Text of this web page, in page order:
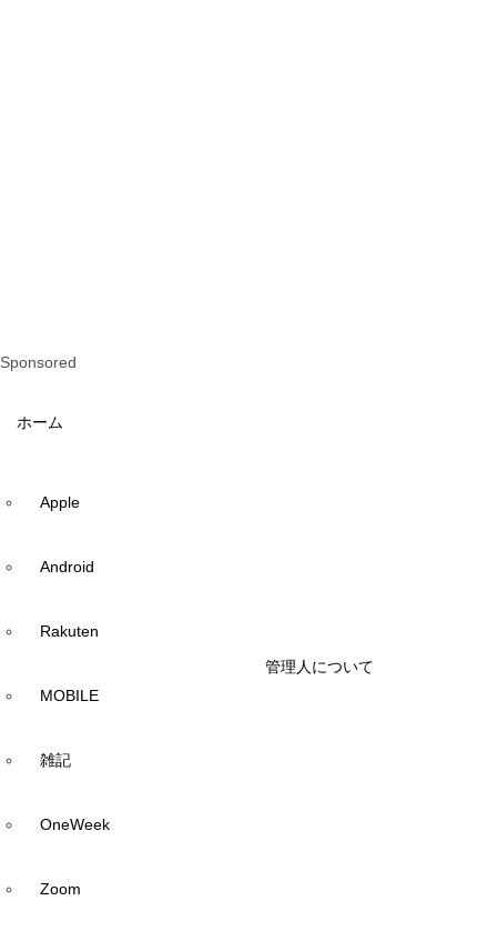
Sponsored
ホーム
Apple
Android
Rakuten
MOBILE
雑記
OneWeek
Zoom
管理人について